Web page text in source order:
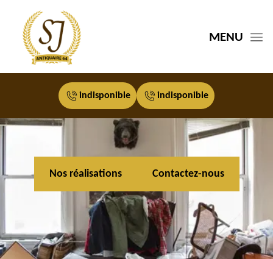
MENU
indisponible indisponible
Nos réalisations Contactez-nous